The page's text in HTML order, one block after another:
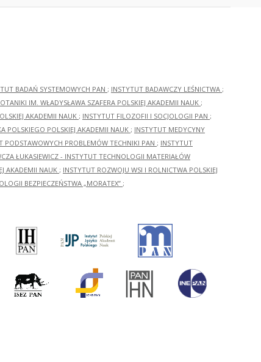
BADAŃ SYSTEMOWYCH PAN ; INSTYTUT BADAWCZY LEŚNICTWA ;
IM. WŁADYSŁAWA SZAFERA POLSKIEJ AKADEMII NAUK ;
AKADEMII NAUK ; INSTYTUT FILOZOFII I SOCJOLOGII PAN ;
POLSKIEGO POLSKIEJ AKADEMII NAUK ; INSTYTUT MEDYCYNY
PODSTAWOWYCH PROBLEMÓW TECHNIKI PAN ; INSTYTUT
ŁUKASIEWICZ - INSTYTUT TECHNOLOGII MATERIAŁÓW
AKADEMII NAUK ; INSTYTUT ROZWOJU WSI I ROLNICTWA POLSKIEJ
BEZPIECZEŃSTWA „MORATEX” ;